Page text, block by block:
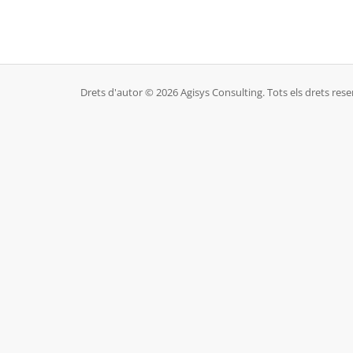
Drets d'autor © 2026 Agisys Consulting. Tots els drets